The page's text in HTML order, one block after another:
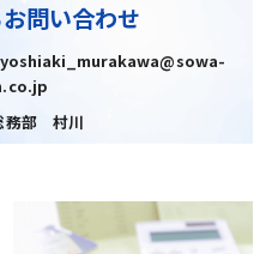
問い合わせ
yoshiaki_murakawa@sowa-
務部 村川